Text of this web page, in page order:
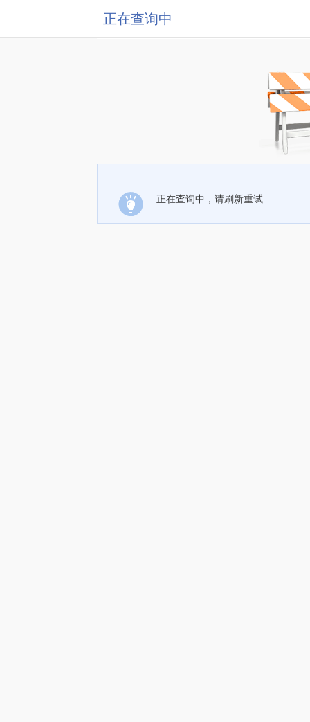
正在查询中
正在查询中，请刷新重试